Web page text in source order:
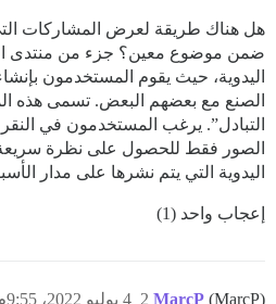
هل هناك طريقة لعرض المشاركات
ضمن موضوع معين؟ جزء من منتدى
اليدوية، حيث يقوم المستخدمون
الصنع مع بعضهم البعض. تسمى هذه
التبادل”. يرغب المستخدمون في
الصور فقط للحصول على نظرة
اليدوية التي يتم نشرها على مدار
إعجاب واحد (1)
MarcP (MarcP) 4 يوليو 2022، 9:55م 2